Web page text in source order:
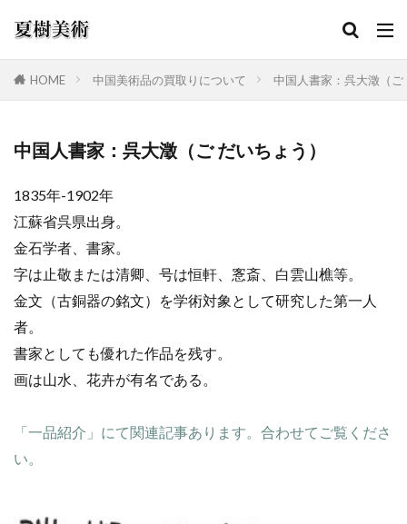
HOME 中国美術品の買取りについて 中国人書家：呉大澂（ご
中国人書家：呉大澂（ご だいちょう）
1835年-1902年
江蘇省呉県出身。
金石学者、書家。
字は止敬または清卿、号は恒軒、愙斎、白雲山樵等。
金文（古銅器の銘文）を学術対象として研究した第一人
者。
書家としても優れた作品を残す。
画は山水、花卉が有名である。
「一品紹介」にて関連記事あります。合わせてご覧くださ
い。
カテゴリー